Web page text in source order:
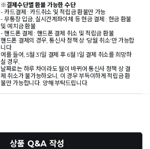
※결제수단별 환불 가능한 수단
- 카드결제 : 카드취소 및 적립금 환불만 가능
- 무통장 입금, 실시간계좌이체 등 현금 결제 : 현금 환불
및 예치금 환불
- 핸드폰 결제 : 핸드폰 결제 취소 및 적립금 환불
핸드폰 결제의 경우, 통신사 정책 상 '당월 취소'만 가능합
니다.
예를 들어, 5월 31일 결제 후 6월 1일 결제 취소를 희망하
실 경우,
날짜로는 하루 차이라도 월이 바뀌어 통신사 정책 상 결
제 취소가 불가능하오니, 이 경우 부득이하게 적립금 환
불만 가능합니다. 양해 부탁드립니다.
상품 Q&A 작성